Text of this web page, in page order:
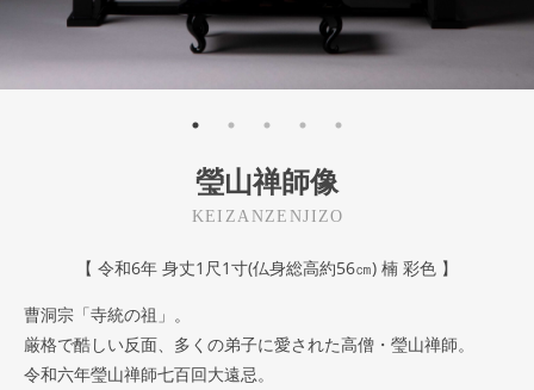
瑩山禅師像
KEIZANZENJIZO
【 令和6年 身丈1尺1寸(仏身総高約56㎝) 楠 彩色 】
曹洞宗「寺統の祖」。
厳格で酷しい反面、多くの弟子に愛された高僧・瑩山禅師。
令和六年瑩山禅師七百回大遠忌。